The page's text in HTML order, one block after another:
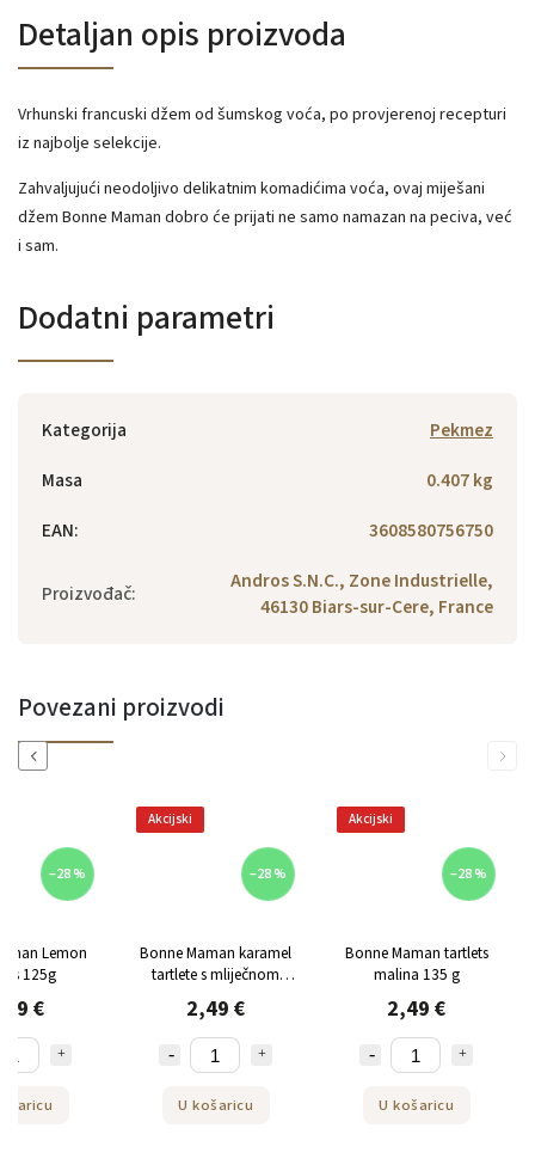
Detaljan opis proizvoda
Vrhunski francuski džem od šumskog voća, po provjerenoj recepturi
iz najbolje selekcije.
Zahvaljujući neodoljivo delikatnim komadićima voća, ovaj miješani
džem Bonne Maman dobro će prijati ne samo namazan na peciva, već
i sam.
Dodatni parametri
Kategorija
Pekmez
Masa
0.407 kg
EAN: 3608580756750
Proizvođač:
Andros S.N.C., Zone Industrielle,
46130 Biars-sur-Cere, France
Povezani proizvodi
Previous
–28 %
Lemon
125g
€
Akcijski
–28 %
Bonne Maman karamel
tartlete s mliječnom
čokoladom i slanim
maslacem 135 g
2,49 €
U košaricu
Akcijski
–28 %
Bonne Maman tartlets
malina 135 g
2,49 €
U košaricu
Next